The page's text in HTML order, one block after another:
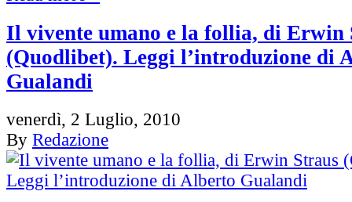
Il vivente umano e la follia, di Erwin
(Quodlibet). Leggi l’introduzione di
Gualandi
venerdì, 2 Luglio, 2010
By Redazione